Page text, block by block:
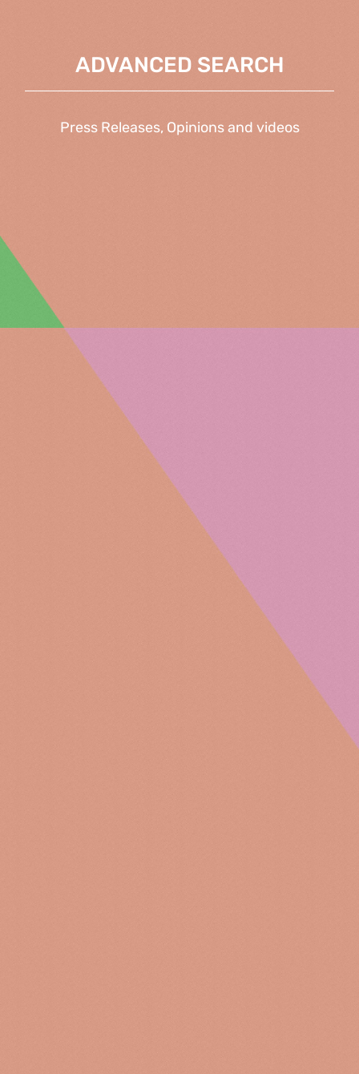
ADVANCED SEARCH
Press Releases, Opinions and videos